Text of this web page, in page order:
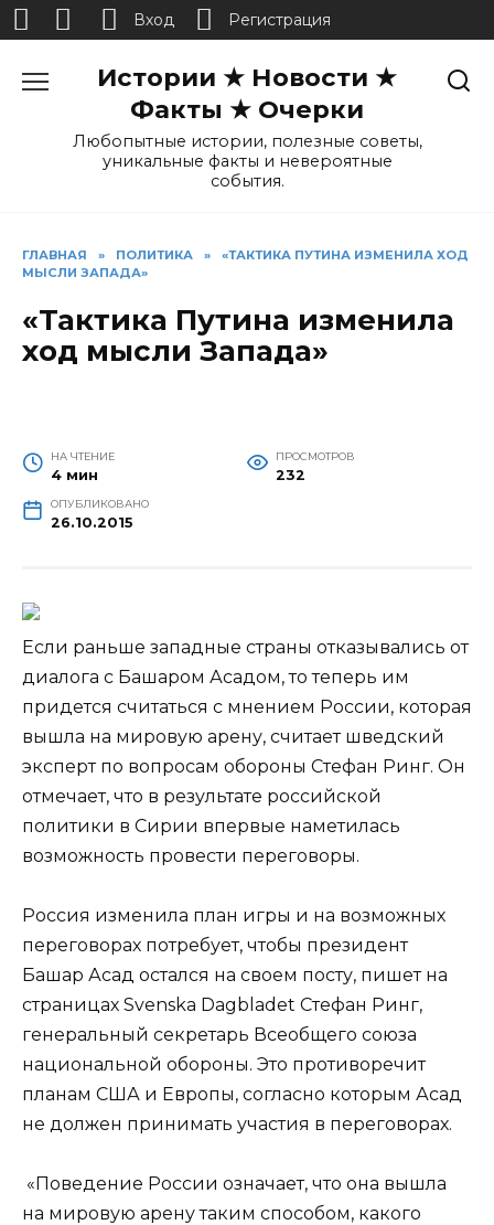
Истории ★ Новости ★
Факты ★ Очерки
Любопытные истории, полезные советы,
уникальные факты и невероятные
события.
ГЛАВНАЯ » ПОЛИТИКА »
«ТАКТИКА ПУТИНА ИЗМЕНИЛА ХОД
МЫСЛИ ЗАПАДА»
«Тактика Путина изменила
ход мысли Запада»
НА ЧТЕНИЕ
4 мин
ПРОСМОТРОВ
232
ОПУБЛИКОВАНО
26.10.2015
Если раньше западные страны отказывались от
диалога с Башаром Асадом, то теперь им
придется считаться с мнением России, которая
вышла на мировую арену, считает шведский
эксперт по вопросам обороны Стефан Ринг. Он
отмечает, что в результате российской
политики в Сирии впервые наметилась
возможность провести переговоры.
Россия изменила план игры и на возможных
переговорах потребует, чтобы президент
Башар Асад остался на своем посту, пишет на
страницах Svenska Dagbladet Стефан Ринг,
генеральный секретарь Всеобщего союза
национальной обороны. Это противоречит
планам США и Европы, согласно которым Асад
не должен принимать участия в переговорах.
«Поведение России означает, что она вышла
на мировую арену таким способом, какого
Вход Регистрация